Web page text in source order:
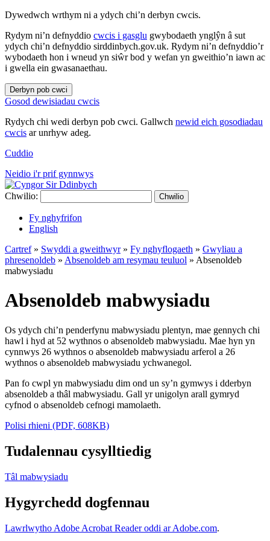
Dywedwch wrthym ni a ydych chi’n derbyn cwcis.
Rydym ni’n defnyddio cwcis i gasglu gwybodaeth ynglŷn â sut
ydych chi’n defnyddio sirddinbych.gov.uk. Rydym ni’n defnyddio’r
wybodaeth hon i wneud yn siŵr bod y wefan yn gweithio’n iawn ac
i gwella ein gwasanaethau.
Derbyn pob cwci
Gosod dewisiadau cwcis
Rydych chi wedi derbyn pob cwci. Gallwch newid eich gosodiadau
cwcis ar unrhyw adeg.
Cuddio
Neidio i'r prif gynnwys
Chwilio: Chwilio
Fy nghyfrifon
English
Cartref» Swyddi a gweithwyr» Fy nghyflogaeth » Gwyliau a
phresenoldeb » Absenoldeb am resymau teuluol » Absenoldeb
mabwysiadu
Absenoldeb mabwysiadu
Os ydych chi’n penderfynu mabwysiadu plentyn, mae gennych chi
hawl i hyd at 52 wythnos o absenoldeb mabwysiadu. Mae hyn yn
cynnwys 26 wythnos o absenoldeb mabwysiadu arferol a 26
wythnos o absenoldeb mabwysiadu ychwanegol.
Pan fo cwpl yn mabwysiadu dim ond un sy’n gymwys i dderbyn
absenoldeb a thâl mabwysiadu. Gall yr unigolyn arall gymryd
cyfnod o absenoldeb cefnogi mamolaeth.
Polisi rhieni (PDF, 608KB)
Tudalennau cysylltiedig
Tâl mabwysiadu
Hygyrchedd dogfennau
Lawrlwytho Adobe Acrobat Reader oddi ar Adobe.com.